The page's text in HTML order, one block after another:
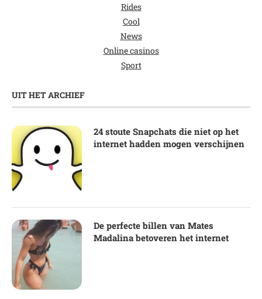
Rides
Cool
News
Online casinos
Sport
UIT HET ARCHIEF
24 stoute Snapchats die niet op het
internet hadden mogen verschijnen
De perfecte billen van Mates
Madalina betoveren het internet